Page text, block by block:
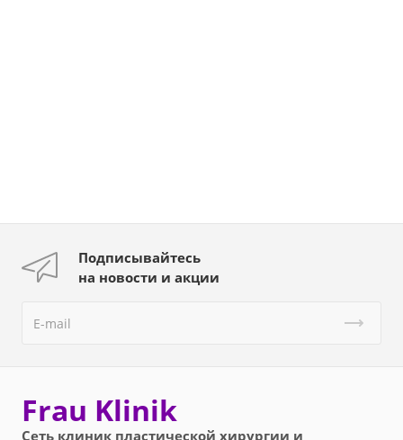
Подписывайтесь
на новости и акции
Frau Klinik
Сеть клиник пластической хирургии и